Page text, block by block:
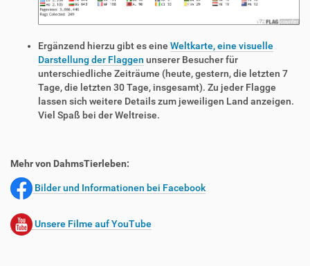
Ergänzend hierzu gibt es eine Weltkarte, eine visuelle
Darstellung der Flaggen unserer Besucher für
unterschiedliche Zeiträume (heute, gestern, die letzten 7
Tage, die letzten 30 Tage, insgesamt). Zu jeder Flagge
lassen sich weitere Details zum jeweiligen Land anzeigen.
Viel Spaß bei der Weltreise.
Mehr von DahmsTierleben:
Bilder und Informationen bei Facebook
Unsere Filme auf YouTube